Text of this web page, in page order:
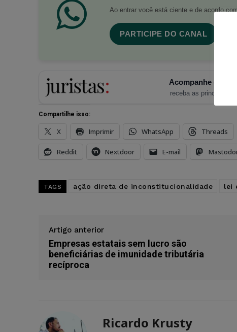
Ao entrar você está ciente e de acordo
PARTICIPE DO CANAL
Acompanhe o
receba as principais
Compartilhe isso:
X Imprimir WhatsApp Threads
Reddit Nextdoor E-mail
TAGS ação direta de inconstitucionalidade lei
Artigo anterior
Empresas estatais sem lucro são
beneficiárias de imunidade tributária
recíproca
Ricardo Krusty